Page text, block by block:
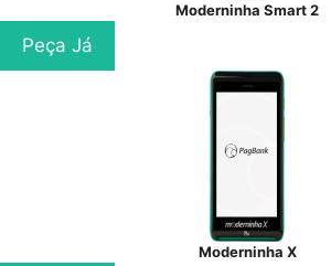
Moderninha Smart 2
Peça Já
Moderninha X